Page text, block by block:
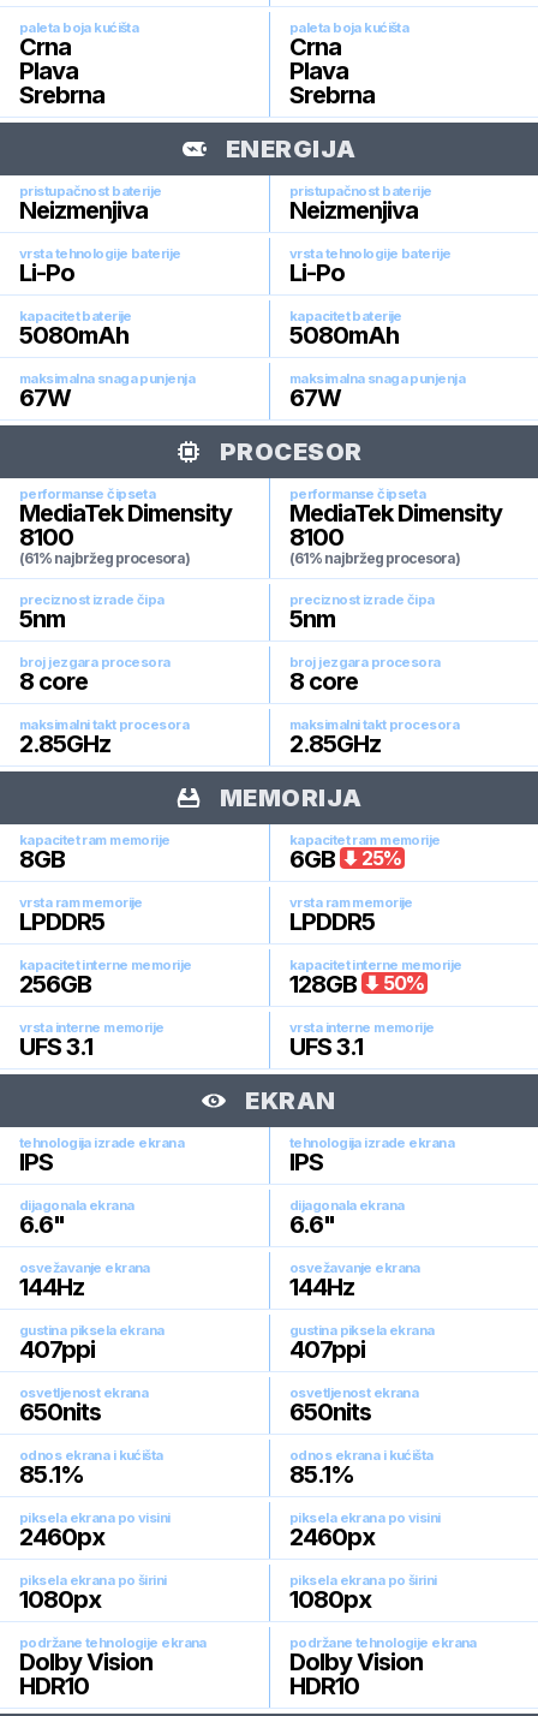
paleta boja kućišta
Crna
Plava
Srebrna
paleta boja kućišta
Crna
Plava
Srebrna
ENERGIJA
pristupačnost baterije
Neizmenjiva
pristupačnost baterije
Neizmenjiva
vrsta tehnologije baterije
Li-Po
vrsta tehnologije baterije
Li-Po
kapacitet baterije
5080mAh
kapacitet baterije
5080mAh
maksimalna snaga punjenja
67W
maksimalna snaga punjenja
67W
PROCESOR
performanse čipseta
MediaTek Dimensity
8100
(61% najbržeg procesora)
performanse čipseta
MediaTek Dimensity
8100
(61% najbržeg procesora)
preciznost izrade čipa
5nm
preciznost izrade čipa
5nm
broj jezgara procesora
8 core
broj jezgara procesora
8 core
maksimalni takt procesora
2.85GHz
maksimalni takt procesora
2.85GHz
MEMORIJA
kapacitet ram memorije
8GB
kapacitet ram memorije
6GB 25%
vrsta ram memorije
LPDDR5
vrsta ram memorije
LPDDR5
kapacitet interne memorije
256GB
kapacitet interne memorije
128GB 50%
vrsta interne memorije
UFS 3.1
vrsta interne memorije
UFS 3.1
EKRAN
tehnologija izrade ekrana
IPS
tehnologija izrade ekrana
IPS
dijagonala ekrana
6.6"
dijagonala ekrana
6.6"
osvežavanje ekrana
144Hz
osvežavanje ekrana
144Hz
gustina piksela ekrana
407ppi
gustina piksela ekrana
407ppi
osvetljenost ekrana
650nits
osvetljenost ekrana
650nits
odnos ekrana i kućišta
85.1%
odnos ekrana i kućišta
85.1%
piksela ekrana po visini
2460px
piksela ekrana po visini
2460px
piksela ekrana po širini
1080px
piksela ekrana po širini
1080px
podržane tehnologije ekrana
Dolby Vision
HDR10
podržane tehnologije ekrana
Dolby Vision
HDR10